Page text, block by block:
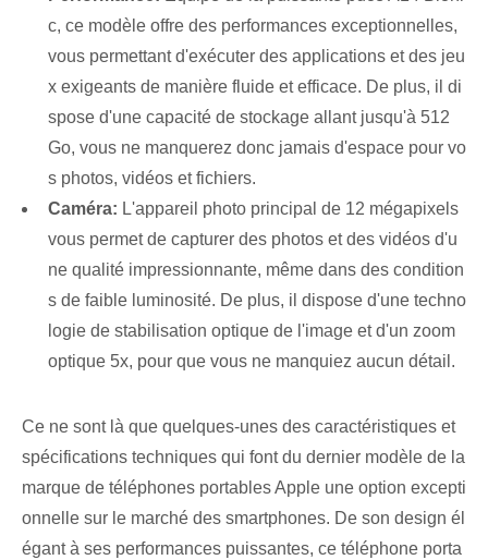
c, ce modèle offre des performances exceptionnelles,
vous permettant d'exécuter des applications et des jeu
x exigeants de manière fluide et efficace. De plus, il di
spose d'une capacité de stockage allant jusqu'à 512
Go, vous ne manquerez donc jamais d'espace pour vo
s photos, vidéos et fichiers.
Caméra: L'appareil photo principal de 12 mégapixels
vous permet de capturer des photos et des vidéos d'u
ne qualité impressionnante, même dans des condition
s de faible luminosité. De plus, il dispose d'une techno
logie de stabilisation optique de l'image et d'un zoom
optique 5x, pour que vous ne manquiez aucun détail.
Ce ne sont là que quelques-unes des caractéristiques et
spécifications techniques qui font du dernier modèle de la
marque de téléphones portables Apple une option excepti
onnelle sur le marché des smartphones. De son design él
égant à ses performances puissantes, ce téléphone porta